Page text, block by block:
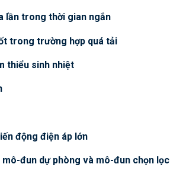
lần trong thời gian ngắn
trong trường hợp quá tải
thiểu sinh nhiệt
động điện áp lớn
đun dự phòng và mô-đun chọn lọc